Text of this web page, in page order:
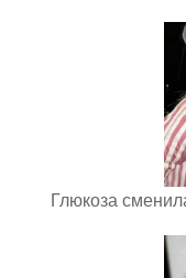
Глюкоза